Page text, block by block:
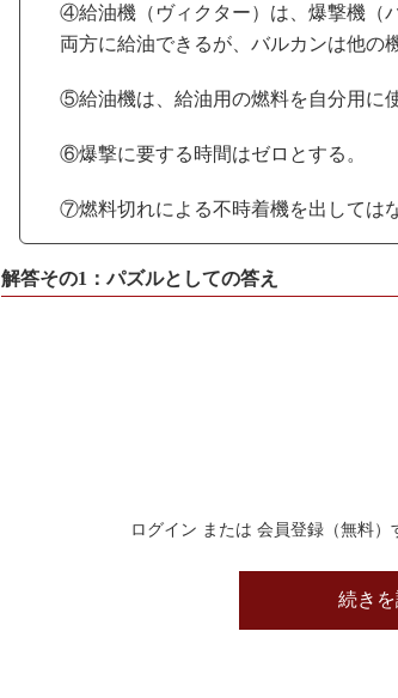
④給油機（ヴィクター）は、爆撃機（
両方に給油できるが、バルカンは他の
⑤給油機は、給油用の燃料を自分用に
⑥爆撃に要する時間はゼロとする。
⑦燃料切れによる不時着機を出しては
解答その1：パズルとしての答え
ログイン または 会員登録（無料）
続き